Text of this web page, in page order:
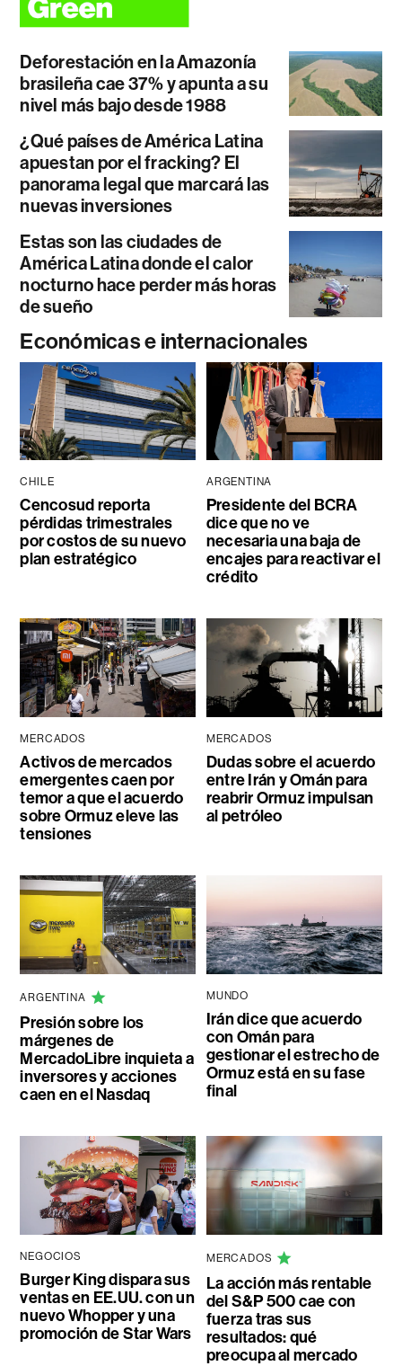
Deforestación en la Amazonía
brasileña cae 37% y apunta a su
nivel más bajo desde 1988
¿Qué países de América Latina
apuestan por el fracking? El
panorama legal que marcará las
nuevas inversiones
Estas son las ciudades de
América Latina donde el calor
nocturno hace perder más horas
de sueño
Económicas e internacionales
CHILE
Cencosud reporta
pérdidas trimestrales
por costos de su nuevo
plan estratégico
ARGENTINA
Presidente del BCRA
dice que no ve
necesaria una baja de
encajes para reactivar el
crédito
MERCADOS
Activos de mercados
emergentes caen por
temor a que el acuerdo
sobre Ormuz eleve las
tensiones
MERCADOS
Dudas sobre el acuerdo
entre Irán y Omán para
reabrir Ormuz impulsan
al petróleo
ARGENTINA
Presión sobre los
márgenes de
MercadoLibre inquieta a
inversores y acciones
caen en el Nasdaq
MUNDO
Irán dice que acuerdo
con Omán para
gestionar el estrecho de
Ormuz está en su fase
final
NEGOCIOS
Burger King dispara sus
ventas en EE.UU. con un
nuevo Whopper y una
promoción de Star Wars
MERCADOS
La acción más rentable
del S&P 500 cae con
fuerza tras sus
resultados: qué
preocupa al mercado